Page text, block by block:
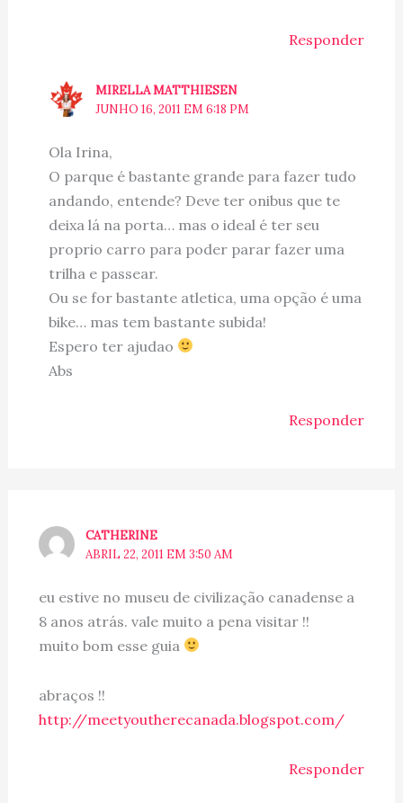
Responder
MIRELLA MATTHIESEN
JUNHO 16, 2011 EM 6:18 PM
Ola Irina,
O parque é bastante grande para fazer tudo
andando, entende? Deve ter onibus que te
deixa lá na porta… mas o ideal é ter seu
proprio carro para poder parar fazer uma
trilha e passear.
Ou se for bastante atletica, uma opção é uma
bike… mas tem bastante subida!
Espero ter ajudao
Abs
Responder
CATHERINE
ABRIL 22, 2011 EM 3:50 AM
eu estive no museu de civilização canadense a
8 anos atrás. vale muito a pena visitar !!
muito bom esse guia
abraços !!
http://meetyoutherecanada.blogspot.com/
Responder